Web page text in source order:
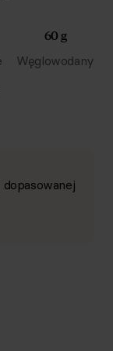
60 g
Węglowodany